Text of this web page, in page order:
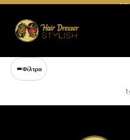
Δωρεάν μεταφορικά άνω των
Φίλτρα